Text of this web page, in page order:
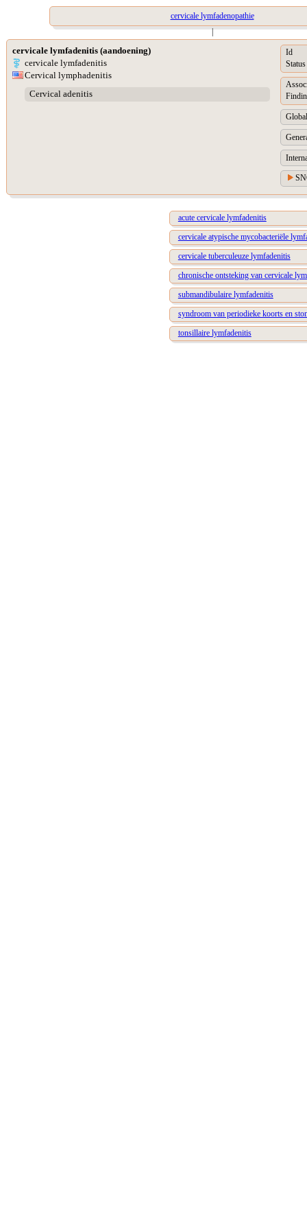
cervicale lymfadenopathie
|
cervicale lymfadenitis (aandoening)
cervicale lymfadenitis
Cervical lymphadenitis
Cervical adenitis
Id
Status
acute cervicale lymfadenitis
cervicale atypische mycobacteriële
cervicale tuberculeuze lymfadenitis
chronische ontsteking van cervicale
submandibulaire lymfadenitis
syndroom van periodieke koorts en
tonsillaire lymfadenitis